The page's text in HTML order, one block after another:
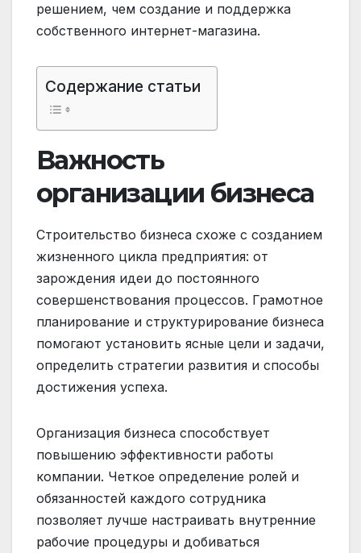
решением, чем создание и поддержка
собственного интернет-магазина.
Содержание статьи
Важность
организации бизнеса
Строительство бизнеса схоже с созданием
жизненного цикла предприятия: от
зарождения идеи до постоянного
совершенствования процессов. Грамотное
планирование и структурирование бизнеса
помогают установить ясные цели и задачи,
определить стратегии развития и способы
достижения успеха.
Организация бизнеса способствует
повышению эффективности работы
компании. Четкое определение ролей и
обязанностей каждого сотрудника
позволяет лучше настраивать внутренние
рабочие процедуры и добиваться